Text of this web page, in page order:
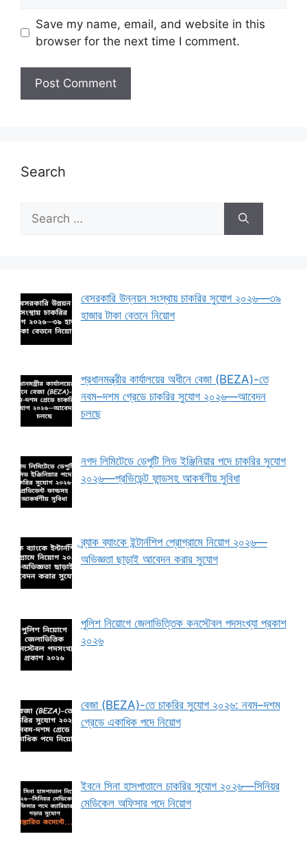
Save my name, email, and website in this
browser for the next time I comment.
Search
Search
for:
বেসরকারি উন্নয়ন সংস্থায় চাকরির সুযোগ ২০২৬—৩৯
হাজার টাকা বেতনে নিয়োগ
প্রধানমন্ত্রীর কার্যালয়ের অধীনে বেজা (BEZA)-তে
নবম–দশম গ্রেডে চাকরির সুযোগ ২০২৬—আবেদন
চলছে
নগদ লিমিটেডে ডেপুটি লিড ইঞ্জিনিয়ার পদে চাকরির সুযোগ
২০২৬—প্রভিডেন্ট ফান্ডসহ আকর্ষণীয় সুবিধা
ব্র্যাক ব্যাংকে ইন্টার্নশিপ প্রোগ্রামে নিয়োগ ২০২৬—
অভিজ্ঞতা ছাড়াই আবেদন করার সুযোগ
পুলিশ নিয়োগে জেলাভিত্তিক কনস্টেবল পদসংখ্যা প্রকাশ
২০২৬
বেজা (BEZA)-তে চাকরির সুযোগ ২০২৬: নবম–দশম
গ্রেডে একাধিক পদে নিয়োগ
ইবনে সিনা হাসপাতালে চাকরির সুযোগ ২০২৬—সিনিয়র
মেডিকেল অফিসার পদে নিয়োগ